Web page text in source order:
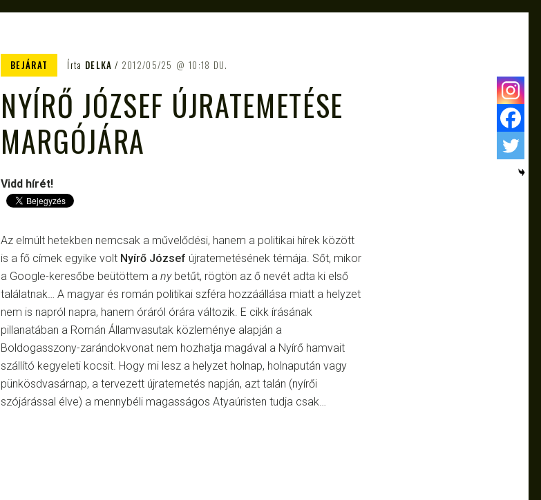
BEJÁRAT Írta DELKA 2012/05/25 10:18 DU.
NYÍRŐ JÓZSEF ÚJRATEMETÉSE
MARGÓJÁRA
Vidd hírét!
Az elmúlt hetekben nemcsak a művelődési, hanem a politikai hírek között
is a fő címek egyike volt Nyírő József újratemetésének témája. Sőt, mikor
a Google-keresőbe beütöttem a nybetűt, rögtön az ő nevét adta ki első
találatnak… A magyar és román politikai szféra hozzáállása miatt a helyzet
nem is napról napra, hanem óráról órára változik. E cikk írásának
pillanatában a Román Államvasutak közleménye alapján a
Boldogasszony-zarándokvonat nem hozhatja magával a Nyírő hamvait
szállító kegyeleti kocsit. Hogy mi lesz a helyzet holnap, holnapután vagy
pünkösdvasárnap, a tervezett újratemetés napján, azt talán (nyírői
szójárással élve) a mennybéli magasságos Atyaúristen tudja csak…